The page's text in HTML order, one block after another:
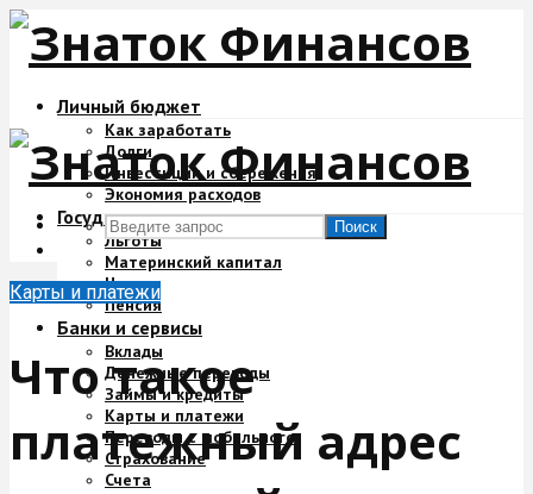
Личный бюджет
Как заработать
Долги
Инвестиции и сбережения
Экономия расходов
Государство и деньги
Льготы
Материнский капитал
Налоги
Пенсия
Банки и сервисы
Вклады
Денежные переводы
Займы и кредиты
Карты и платежи
Переводы с мобильного
Страхование
Счета
Поиск
Карты и платежи
Что такое
платежный адрес